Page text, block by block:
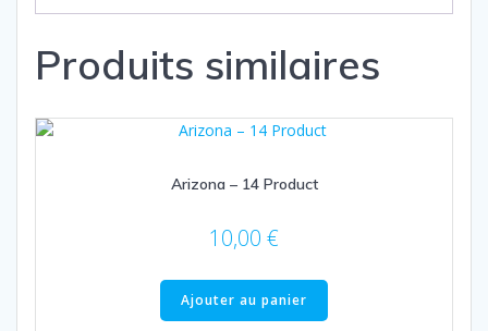
Produits similaires
Arizona – 14 Product
10,00 €
Ajouter au panier